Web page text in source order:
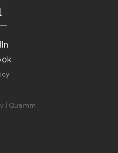
Quamm